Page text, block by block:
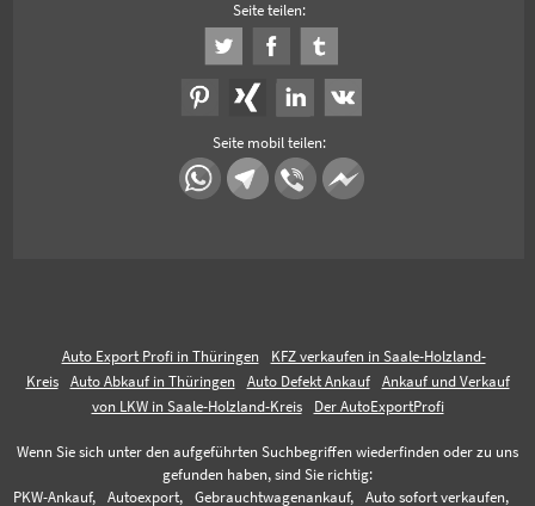
Seite teilen:
Seite mobil teilen:
Auto Export Profi in Thüringen
KFZ verkaufen in Saale-Holzland-
Kreis
Auto Abkauf in Thüringen Auto Defekt Ankauf
Ankauf und Verkauf
von LKW in Saale-Holzland-Kreis
Der AutoExportProfi
Wenn Sie sich unter den aufgeführten Suchbegriffen wiederfinden oder zu uns
gefunden haben, sind Sie richtig:
PKW-Ankauf,
Autoexport, Gebrauchtwagenankauf, Auto sofort verkaufen,